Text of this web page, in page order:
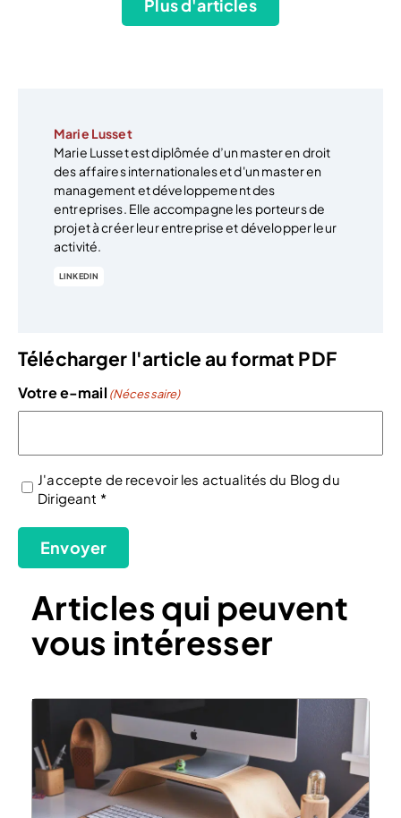
Plus d'articles
Marie Lusset
Marie Lusset est diplômée d’un master en droit
des affaires internationales et d'un master en
management et développement des
entreprises. Elle accompagne les porteurs de
projet à créer leur entreprise et développer leur
activité.
LINKEDIN
Télécharger l'article au format PDF
Votre e-mail (Nécessaire)
(Nécessaire)
J'accepte de recevoir les actualités du Blog du
Dirigeant *
Envoyer
Articles qui peuvent
vous intéresser